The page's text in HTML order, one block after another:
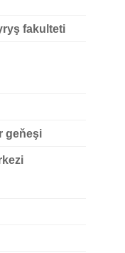
fakulteti
geňeşi